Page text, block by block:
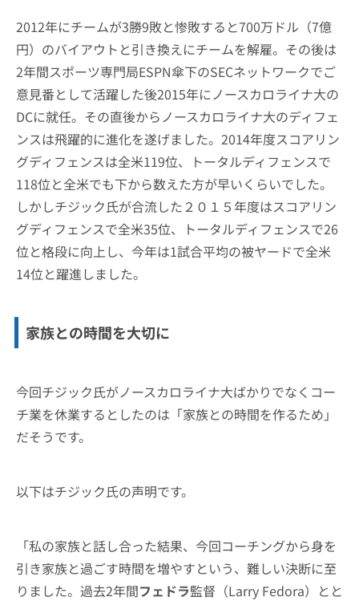
2012年にチームが3勝9敗と惨敗すると700万ドル（7億
円）のバイアウトと引き換えにチームを解雇。その後は
2年間スポーツ専門局ESPN傘下のSECネットワークでご
意見番として活躍した後2015年にノースカロライナ大の
DCに就任。その直後からノースカロライナ大のディフェ
ンスは飛躍的に進化を遂げました。2014年度スコアリン
グディフェンスは全米119位、トータルディフェンスで
118位と全米でも下から数えた方が早いくらいでした。
しかしチジック氏が合流した２０１５年度はスコアリン
グディフェンスで全米35位、トータルディフェンスで26
位と格段に向上し、今年は1試合平均の被ヤードで全米
14位と躍進しました。
家族との時間を大切に
今回チジック氏がノースカロライナ大ばかりでなくコー
チ業を休業するとしたのは「家族との時間を作るため」
だそうです。
以下はチジック氏の声明です。
「私の家族と話し合った結果、今回コーチングから身を
引き家族と過ごす時間を増やすという、難しい決断に至
りました。過去2年間フェドラ監督（Larry Fedora）とと